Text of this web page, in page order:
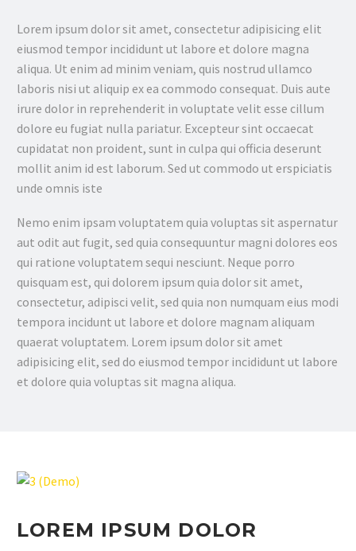
Lorem ipsum dolor sit amet, consectetur adipisicing elit
eiusmod tempor incididunt ut labore et dolore magna
aliqua. Ut enim ad minim veniam, quis nostrud ullamco
laboris nisi ut aliquip ex ea commodo consequat. Duis aute
irure dolor in reprehenderit in voluptate velit esse cillum
dolore eu fugiat nulla pariatur. Excepteur sint occaecat
cupidatat non proident, sunt in culpa qui officia deserunt
mollit anim id est laborum. Sed ut commodo ut erspiciatis
unde omnis iste
Nemo enim ipsam voluptatem quia voluptas sit aspernatur
aut odit aut fugit, sed quia consequuntur magni dolores eos
qui ratione voluptatem sequi nesciunt. Neque porro
quisquam est, qui dolorem ipsum quia dolor sit amet,
consectetur, adipisci velit, sed quia non numquam eius modi
tempora incidunt ut labore et dolore magnam aliquam
quaerat voluptatem. Lorem ipsum dolor sit amet
adipisicing elit, sed do eiusmod tempor incididunt ut labore
et dolore quia voluptas sit magna aliqua.
LOREM IPSUM DOLOR